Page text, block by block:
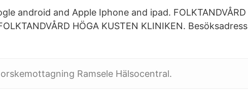
android and Apple Iphone and ipad. FOLKTANDVÅRD
HÖGA KUSTEN KLINIKEN. Besöksadress
Ramsele Hälsocentral.